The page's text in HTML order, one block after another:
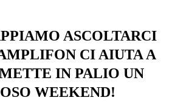
ASCOLTARCI
CI AIUTA A
IN PALIO UN
WEEKEND!